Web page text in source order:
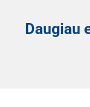
Daugiau